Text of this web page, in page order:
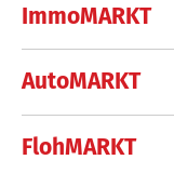
ImmoMARKT
AutoMARKT
FlohMARKT